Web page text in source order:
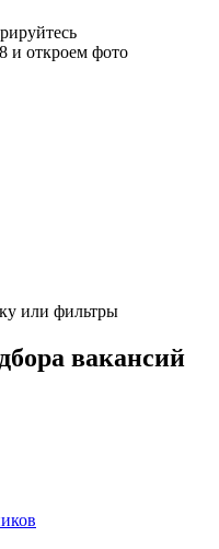
и откроем фото
или фильтры
вакансий